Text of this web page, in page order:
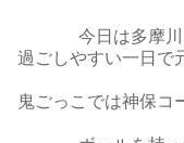
今日は多摩
過ごしやすい一日で
鬼ごっこでは神保コ